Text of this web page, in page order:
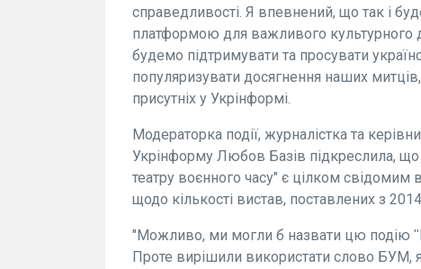
справедливості. Я впевнений, що так і
платформою для важливого культурного
будемо підтримувати та просувати
популяризувати досягнення наших
присутніх у Укрінформі.
Модераторка події, журналістка та
Укрінформу Любов Базів підкреслила,
театру воєнного часу" є цілком
щодо кількості вистав, поставлених з
"Можливо, ми могли б назвати цю подію
Проте вирішили використати слово БУМ,